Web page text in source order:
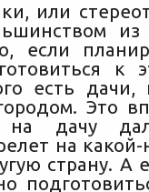
или
если
к
есть дачи,
Это
на дачу
на какой-
страну. А